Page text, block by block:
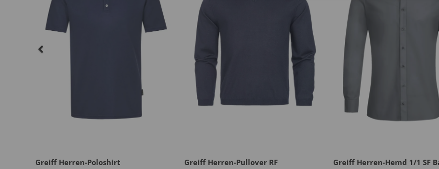
Greiff Herren-Poloshirt Greiff Herren-Pullover RF Greiff Herren-Hemd 1/1 SF